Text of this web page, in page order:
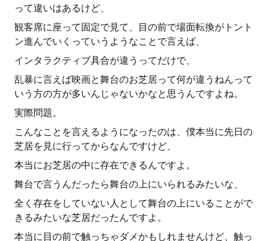
って違いはあるけど、
観客席に座って固定で見て、目の前で場面転換がトント
ン進んでいくっていうようなことで言えば、
インタラクティブ具合が違うってだけで、
乱暴に言えば映画と舞台のお芝居って何が違うねんって
いう方の方が多いんじゃないかなと思うんですよね。
実際問題。
こんなことを言えるようになったのは、僕本当に先日の
芝居を見に行ってからなんですけど、
本当にお芝居の中に存在できるんですよ。
舞台で言うんだったら舞台の上にいられるみたいな、
全く存在をしていない人として舞台の上にいることがで
きるみたいな芝居だったんですよ。
本当に目の前で触っちゃダメかもしれませんけど、触っ